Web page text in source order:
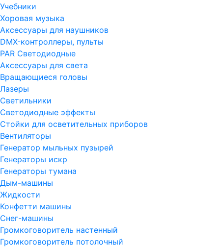
Учебники
Хоровая музыка
Аксессуары для наушников
DMX-контроллеры, пульты
PAR Светодиодные
Аксессуары для света
Вращающиеся головы
Лазеры
Светильники
Светодиодные эффекты
Стойки для осветительных приборов
Вентиляторы
Генератор мыльных пузырей
Генераторы искр
Генераторы тумана
Дым-машины
Жидкости
Конфетти машины
Снег-машины
Громкоговоритель настенный
Громкоговоритель потолочный